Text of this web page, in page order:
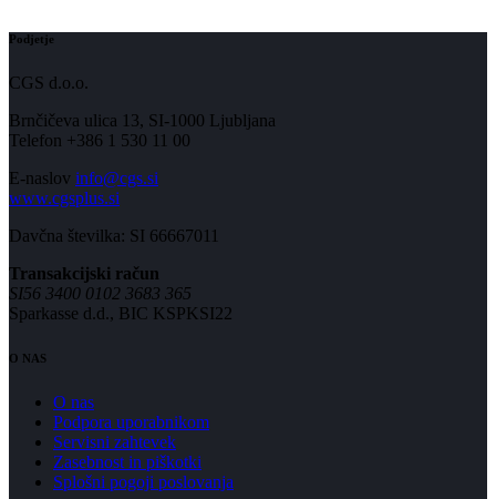
Podjetje
CGS d.o.o.
Brnčičeva ulica 13, SI-1000 Ljubljana
Telefon +386 1 530 11 00
E-naslov info@cgs.si
www.cgsplus.si
Davčna številka: SI 66667011
Transakcijski račun
SI56 3400 0102 3683 365
Sparkasse d.d., BIC KSPKSI22
O NAS
O nas
Podpora uporabnikom
Servisni zahtevek
Zasebnost in piškotki
Splošni pogoji poslovanja